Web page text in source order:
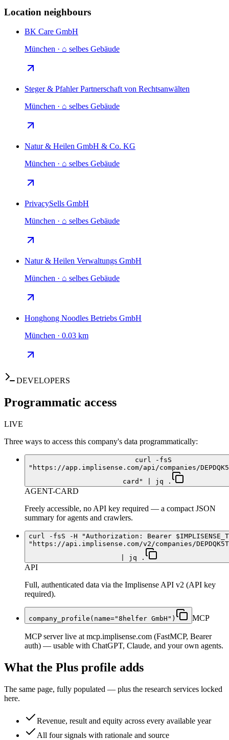
Location neighbours
BK Care GmbH
München · ⌂ selbes Gebäude
Steger & Pfahler Partnerschaft von Rechtsanwälten
München · ⌂ selbes Gebäude
Natur & Heilen GmbH & Co. KG
München · ⌂ selbes Gebäude
PrivacySells GmbH
München · ⌂ selbes Gebäude
Natur & Heilen Verwaltungs GmbH
München · ⌂ selbes Gebäude
Honghong Noodles Betriebs GmbH
München · 0.03 km
DEVELOPERS
Programmatic access
LIVE
Three ways to access this company's data programmatically:
curl -fsS
"https://app.implisense.com/api/companies/
card" | jq .
AGENT-CARD
Freely accessible, no API key required — a compact JSON
summary for agents and crawlers.
curl -fsS -H "Authorization: Bearer
"https://api.implisense.com/v2/companies/
| jq .
API
Full, authenticated data via the Implisense API v2 (API key
required).
company_profile(name="8helfer GmbH") MCP
MCP server live at mcp.implisense.com (FastMCP, Bearer
auth) — usable with ChatGPT, Claude, and your own agents.
What the Plus profile adds
The same page, fully populated — plus the research services locked
here.
Revenue, result and equity across every available year
All four signals with rationale and source